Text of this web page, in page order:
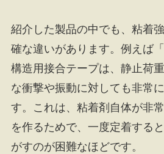
紹介した製品の中でも、粘着
確な違いがあります。例えば
構造用接合テープは、静止荷
な衝撃や振動に対しても非常
す。これは、粘着剤自体が非
を作るためで、一度定着する
がすのが困難なほどです。